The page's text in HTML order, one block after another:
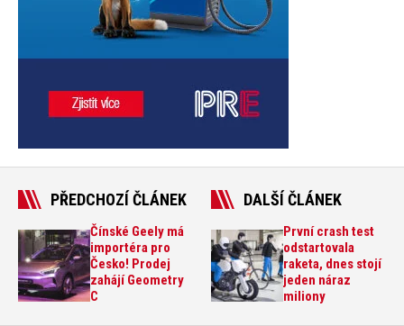
PŘEDCHOZÍ ČLÁNEK
Čínské Geely má
importéra pro
Česko! Prodej
zahájí Geometry
C
DALŠÍ ČLÁNEK
První crash test
odstartovala
raketa, dnes stojí
jeden náraz
miliony